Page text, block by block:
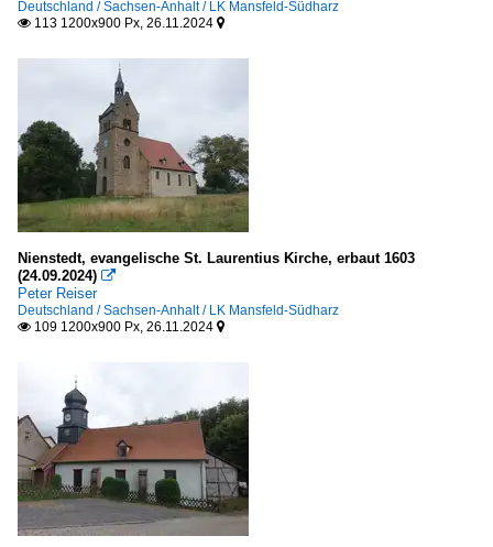
Deutschland / Sachsen-Anhalt / LK Mansfeld-Südharz
 113 1200x900 Px, 26.11.2024 
Nienstedt, evangelische St. Laurentius Kirche, erbaut 1603
(24.09.2024) 
Peter Reiser
Deutschland / Sachsen-Anhalt / LK Mansfeld-Südharz
 109 1200x900 Px, 26.11.2024 